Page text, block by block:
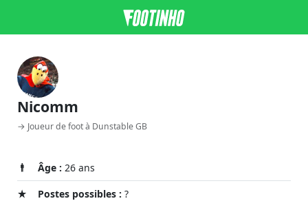
Nicomm
→ Joueur de foot à Dunstable GB
Âge : 26 ans
Postes possibles : ?